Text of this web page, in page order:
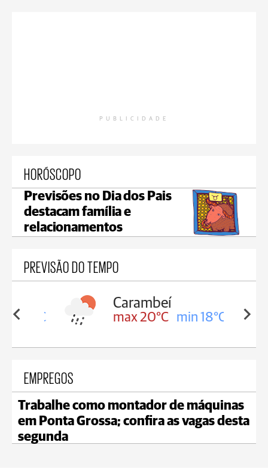
PUBLICIDADE
HORÓSCOPO
Previsões no Dia dos Pais
destacam família e
relacionamentos
PREVISÃO DO TEMPO
18°C
Carambeí
max 20°C min 18°C
EMPREGOS
Trabalhe como montador de máquinas
em Ponta Grossa; confira as vagas desta
segunda